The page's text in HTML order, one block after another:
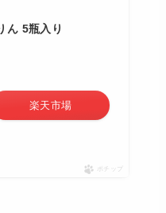
ん 5瓶入り
楽天市場
ポチップ